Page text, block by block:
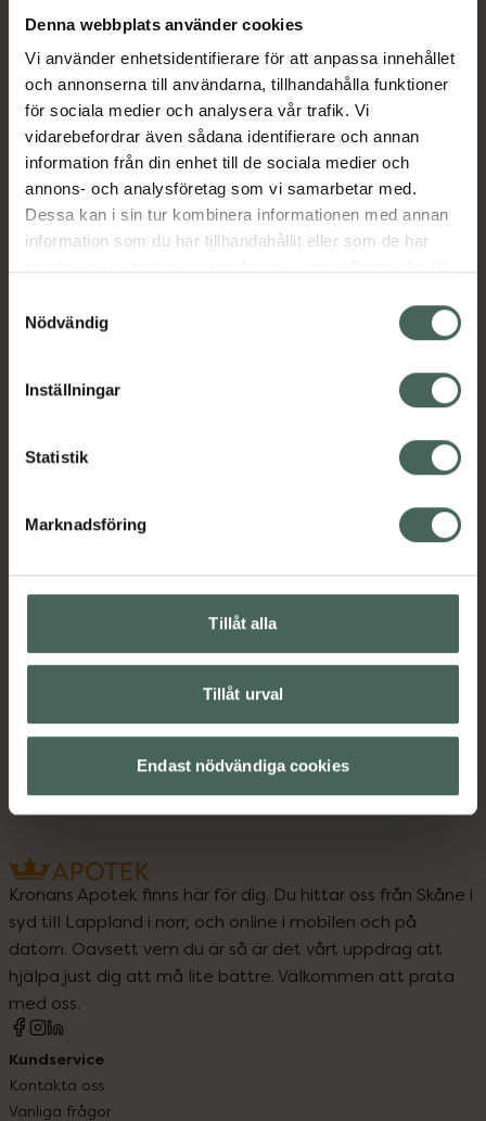
Denna webbplats använder cookies
Vi använder enhetsidentifierare för att anpassa innehållet
och annonserna till användarna, tillhandahålla funktioner
för sociala medier och analysera vår trafik. Vi
vidarebefordrar även sådana identifierare och annan
information från din enhet till de sociala medier och
annons- och analysföretag som vi samarbetar med.
Dessa kan i sin tur kombinera informationen med annan
information som du har tillhandahållit eller som de har
återkalla ditt samtycke via webbplatsens
cookieinställningar. Ett återkallat samtycke påverkar inte
lagligheten av behandling som skett innan återkallelsen.
Nödvändig
Inställningar
Statistik
Marknadsföring
Tillåt alla
Tillåt urval
Endast nödvändiga cookies
Obs: Studier har visat att vattenhalten i
formuleringar påverkar effekten för topikalt
ARGIRELINE™ och specifikt att högre
vattenhalt ger bättre effekt. Denna
formulering är vattenbaserad och innehåller
inte oljor, estrar eller silikoner.
Jämförpris 4200 kr/l
EAN:00769915195644
Vegansk hudvård
Omdömen Visa
Visa
Visa
Upptäck flera produkter inom
Ansiktsvård
Hudvård
Vegansk hudvård
Kronans Apotek finns här för dig. Du hittar oss från Skåne i
syd till Lappland i norr, och online i mobilen och på
datorn. Oavsett vem du är så är det vårt uppdrag att
hjälpa just dig att må lite bättre. Välkommen att prata
med oss.
Kundservice
Kontakta oss
Vanliga frågor